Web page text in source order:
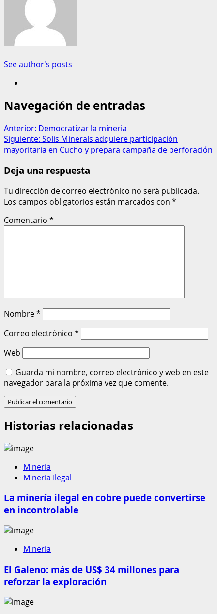
See author's posts
Navegación de entradas
Anterior: Democratizar la mineria
Siguiente: Solis Minerals adquiere participación
mayoritaria en Cucho y prepara campaña de perforación
Deja una respuesta
Tu dirección de correo electrónico no será publicada.
Los campos obligatorios están marcados con *
Comentario *
Nombre*
Correo electrónico *
Web
Guarda mi nombre, correo electrónico y web en este
navegador para la próxima vez que comente.
Historias relacionadas
Mineria
Mineria Ilegal
La minería ilegal en cobre puede convertirse
en incontrolable
Mineria
El Galeno: más de US$ 34 millones para
reforzar la exploración